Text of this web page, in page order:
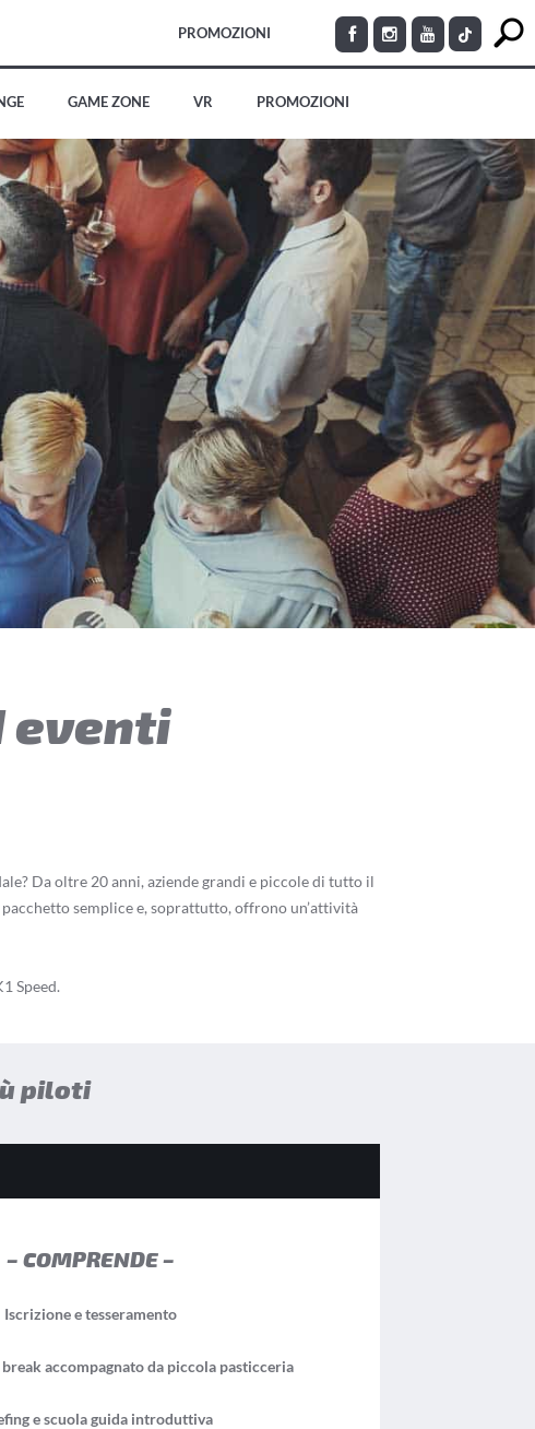
PROMOZIONI
GAME ZONE VR PROMOZIONI
eventi
Da oltre 20 anni, aziende grandi e piccole di tutto il
semplice e, soprattutto, offrono un’attività
Speed.
piloti
– COMPRENDE –
Iscrizione e tesseramento
accompagnato da piccola pasticceria
e scuola guida introduttiva